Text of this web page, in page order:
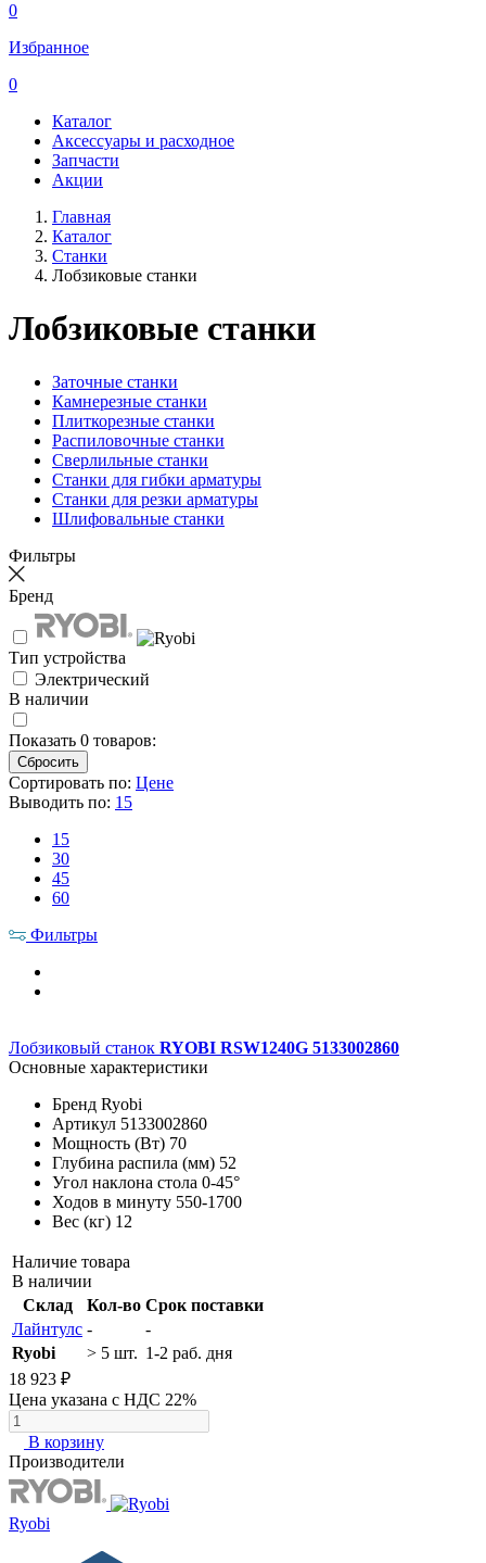
0
Избранное
0
Каталог
Аксессуары и расходное
Запчасти
Акции
Главная
Каталог
Станки
Лобзиковые станки
Лобзиковые станки
Заточные станки
Камнерезные станки
Плиткорезные станки
Распиловочные станки
Сверлильные станки
Станки для гибки арматуры
Станки для резки арматуры
Шлифовальные станки
Фильтры
Бренд
Тип устройства
Электрический
В наличии
Показать 0 товаров:
Сортировать по: Цене
Выводить по: 15
15
30
45
60
Фильтры
Лобзиковый станок RYOBI RSW1240G 5133002860
Основные характеристики
Бренд Ryobi
Артикул 5133002860
Мощность (Вт) 70
Глубина распила (мм) 52
Угол наклона стола 0-45°
Ходов в минуту 550-1700
Вес (кг) 12
Наличие товара
В наличии
Склад
Кол-во Срок поставки
Лайнтулс -
-
Ryobi
> 5 шт. 1-2 раб. дня
18 923 ₽
Цена указана с НДС 22%
В корзину
Производители
Ryobi